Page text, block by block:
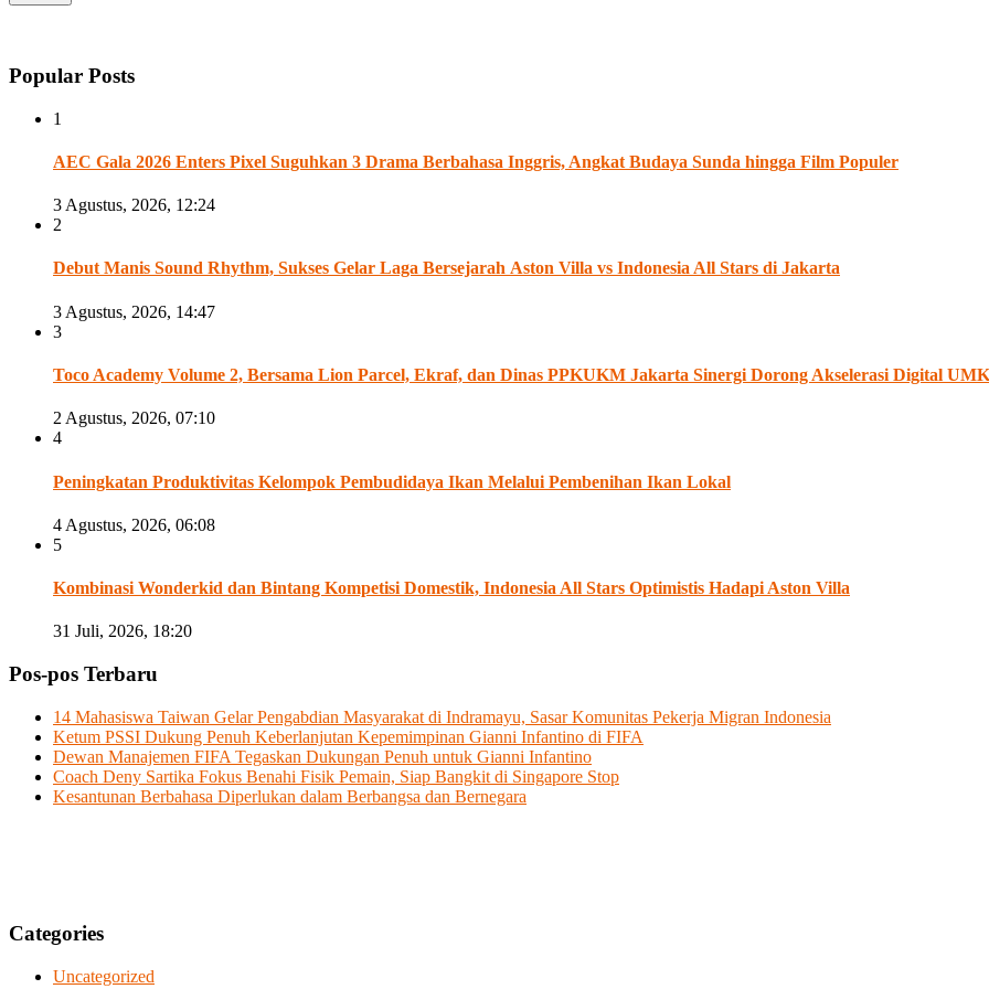
Popular Posts
1
AEC Gala 2026 Enters Pixel Suguhkan 3 Drama Berbahasa Inggris, Angkat Budaya Sunda hingga Film Populer
3 Agustus, 2026, 12:24
2
Debut Manis Sound Rhythm, Sukses Gelar Laga Bersejarah Aston Villa vs Indonesia All Stars di Jakarta
3 Agustus, 2026, 14:47
3
Toco Academy Volume 2, Bersama Lion Parcel, Ekraf, dan Dinas PPKUKM Jakarta Sinergi Dorong Akselerasi Digital
2 Agustus, 2026, 07:10
4
Peningkatan Produktivitas Kelompok Pembudidaya Ikan Melalui Pembenihan Ikan Lokal
4 Agustus, 2026, 06:08
5
Kombinasi Wonderkid dan Bintang Kompetisi Domestik, Indonesia All Stars Optimistis Hadapi Aston Villa
31 Juli, 2026, 18:20
Pos-pos Terbaru
14 Mahasiswa Taiwan Gelar Pengabdian Masyarakat di Indramayu, Sasar Komunitas Pekerja Migran Indonesia
Ketum PSSI Dukung Penuh Keberlanjutan Kepemimpinan Gianni Infantino di FIFA
Dewan Manajemen FIFA Tegaskan Dukungan Penuh untuk Gianni Infantino
Coach Deny Sartika Fokus Benahi Fisik Pemain, Siap Bangkit di Singapore Stop
Kesantunan Berbahasa Diperlukan dalam Berbangsa dan Bernegara
Categories
Uncategorized